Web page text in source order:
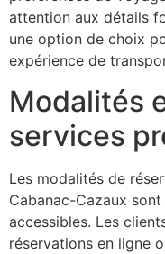
attention aux détails
une option de choix
expérience de
Modalités
services
Les modalités de
Cabanac-Cazaux
accessibles. Les
réservations en ligne